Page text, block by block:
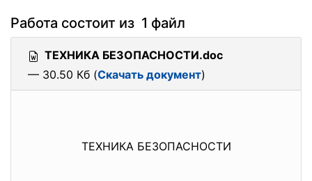
Работа состоит из 1 файл
ТЕХНИКА БЕЗОПАСНОСТИ.doc
— 30.50 Кб (Скачать документ)
ТЕХНИКА БЕЗОПАСНОСТИ